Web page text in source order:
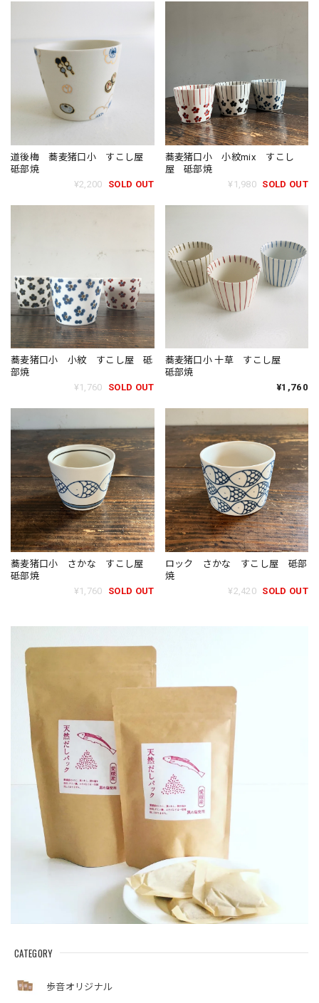
CATEGORY
歩音オリジナル
道後梅 蕎麦猪口小 すこし屋
砥部焼
¥2,200
SOLD OUT
蕎麦猪口小 小紋mix すこし
屋 砥部焼
¥1,980 SOLD OUT
蕎麦猪口小 小紋 すこし屋 砥
部焼
¥1,760
SOLD OUT
蕎麦猪口小 十草 すこし屋
砥部焼
¥1,760
蕎麦猪口小 さかな すこし屋
砥部焼
¥1,760
SOLD OUT
ロック さかな すこし屋 砥部
焼
¥2,420 SOLD OUT